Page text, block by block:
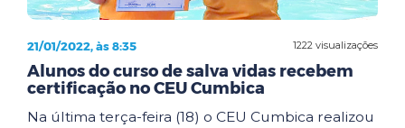
1222 visualizações
21/01/2022, às 8:35
Alunos do curso de salva vidas recebem
certificação no CEU Cumbica
Na última terça-feira (18) o CEU Cumbica realizou